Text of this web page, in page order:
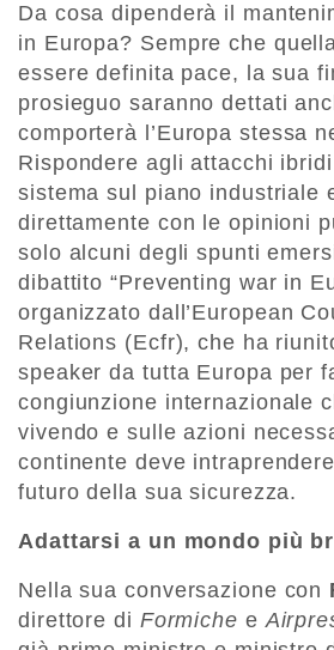
Da cosa dipenderà il
in Europa? Sempre che
essere definita pace, la sua
prosieguo saranno dettati
comporterà l’Europa stessa
Rispondere agli attacchi
sistema sul piano industriale
direttamente con le opinioni
solo alcuni degli spunti
dibattito “Preventing war in
organizzato dall’European
Relations (Ecfr), che ha
speaker da tutta Europa per
congiunzione internazionale
vivendo e sulle azioni
continente deve
futuro della sua sicurezza.
Adattarsi a un mondo più
Nella sua conversazione con
direttore di Formiche e